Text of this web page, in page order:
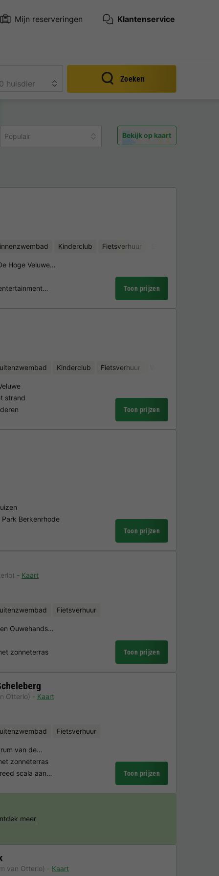
Mijn reserveringen Klantenservice
Zoeken
Populair Bekijk op kaart
Kinderclub Fietsverhuur
Hoge Veluwe…
Toon prijzen
Kinderclub Fietsverhuur
strand
Toon prijzen
Berkenrhode
Toon prijzen
Kaart
Fietsverhuur
Ouwehands…
zonneterras
Toon prijzen
Otterlo)
Kaart
Fietsverhuur
van de…
zonneterras
scala aan…
Toon prijzen
van Otterlo)
Kaart
meer